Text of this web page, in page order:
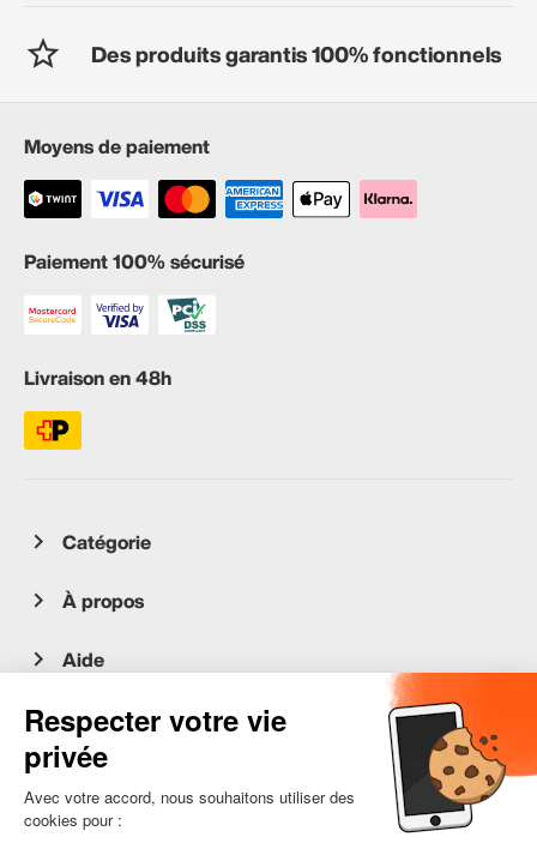
Des produits garantis 100% fonctionnels
Moyens de paiement
Paiement 100% sécurisé
Livraison en 48h
Catégorie
À propos
Aide
Service client
occasion.migros.mobile@recommerce.com
Lundi-Vendredi 08:00-17:00